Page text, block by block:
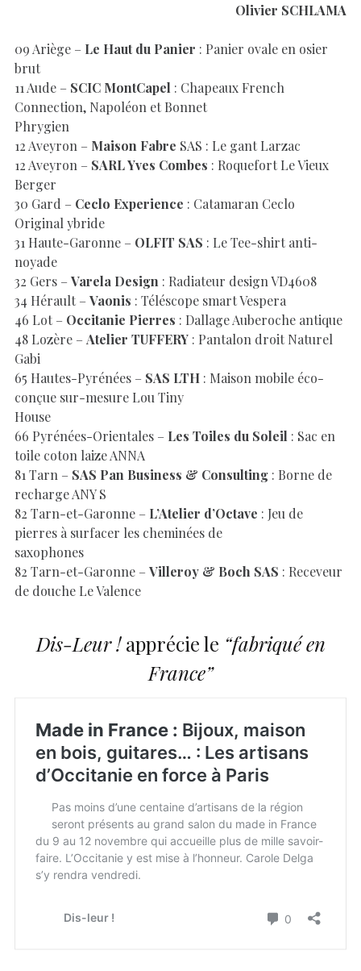
Olivier SCHLAMA
09 Ariège – Le Haut du Panier : Panier ovale en osier
brut
11 Aude – SCIC MontCapel : Chapeaux French
Connection, Napoléon et Bonnet
Phrygien
12 Aveyron – Maison Fabre SAS : Le gant Larzac
12 Aveyron – SARL Yves Combes : Roquefort Le Vieux
Berger
30 Gard – Ceclo Experience : Catamaran Ceclo
Original ybride
31 Haute-Garonne – OLFIT SAS : Le Tee-shirt anti-
noyade
32 Gers –Varela Design : Radiateur design VD4608
34 Hérault –Vaonis : Téléscope smart Vespera
46 Lot – Occitanie Pierres : Dallage Auberoche antique
48 Lozère –Atelier TUFFERY : Pantalon droit Naturel
Gabi
65 Hautes-Pyrénées – SAS LTH : Maison mobile éco-
conçue sur-mesure Lou Tiny
House
66 Pyrénées-Orientales – Les Toiles du Soleil : Sac en
toile coton laize ANNA
81 Tarn – SAS Pan Business & Consulting : Borne de
recharge ANY S
82 Tarn-et-Garonne – L’Atelier d’Octave : Jeu de
pierres à surfacer les cheminées de
saxophones
82 Tarn-et-Garonne –Villeroy & Boch SAS : Receveur
de douche Le Valence
Dis-Leur !apprécie le “fabriqué en
France”